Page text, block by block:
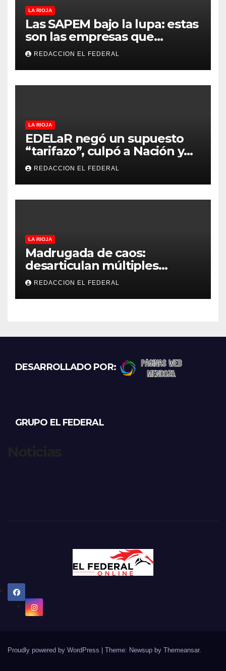
LA RIOJA
Las SAPEM bajo la lupa: estas
son las empresas que
evalúan vender a capitales
privados
REDACCION EL FEDERAL
LA RIOJA
EDELaR negó un supuesto
“tarifazo”, culpó a Nación y
defendió los mecanismos de
medición: “la empresa
factura lo que lee, no lo que
estima”
REDACCION EL FEDERAL
LA RIOJA
Madrugada de caos:
desarticulan múltiples
“rodadas” y detienen a
motociclistas violentos
REDACCION EL FEDERAL
DESARROLLADO POR:
GRUPO EL FEDERAL
Proudly powered by WordPress | Theme: Newsup by Themeansar.